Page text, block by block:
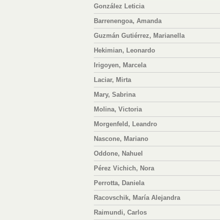
González Leticia
Barrenengoa, Amanda
Guzmán Gutiérrez, Marianella
Hekimian, Leonardo
Irigoyen, Marcela
Laciar, Mirta
Mary, Sabrina
Molina, Victoria
Morgenfeld, Leandro
Nascone, Mariano
Oddone, Nahuel
Pérez Vichich, Nora
Perrotta, Daniela
Racovschik, María Alejandra
Raimundi, Carlos